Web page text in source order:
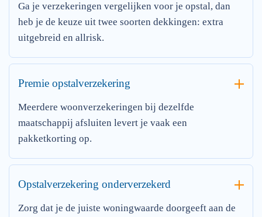
Ga je verzekeringen vergelijken voor je opstal, dan
heb je de keuze uit twee soorten dekkingen: extra
uitgebreid en allrisk.
Premie opstalverzekering
Meerdere woonverzekeringen bij dezelfde
maatschappij afsluiten levert je vaak een
pakketkorting op.
Opstalverzekering onderverzekerd
Zorg dat je de juiste woningwaarde doorgeeft aan de